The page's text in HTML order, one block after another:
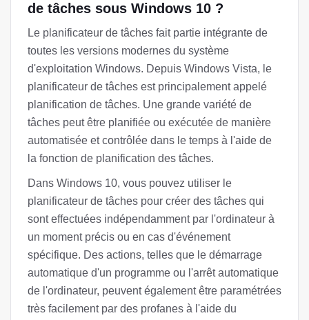
de tâches sous Windows 10 ?
Le planificateur de tâches fait partie intégrante de
toutes les versions modernes du système
d'exploitation Windows. Depuis Windows Vista, le
planificateur de tâches est principalement appelé
planification de tâches. Une grande variété de
tâches peut être planifiée ou exécutée de manière
automatisée et contrôlée dans le temps à l'aide de
la fonction de planification des tâches.
Dans Windows 10, vous pouvez utiliser le
planificateur de tâches pour créer des tâches qui
sont effectuées indépendamment par l'ordinateur à
un moment précis ou en cas d'événement
spécifique. Des actions, telles que le démarrage
automatique d'un programme ou l'arrêt automatique
de l'ordinateur, peuvent également être paramétrées
très facilement par des profanes à l'aide du